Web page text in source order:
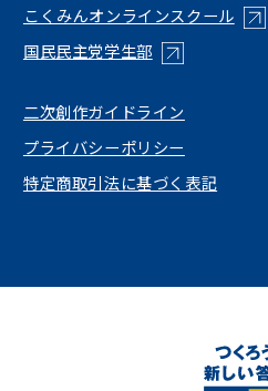
こくみんオンラインスクール（新
国民民主党学生部（新しいタブで
二次創作ガイドライン
プライバシーポリシー
特定商取引法に基づく表記